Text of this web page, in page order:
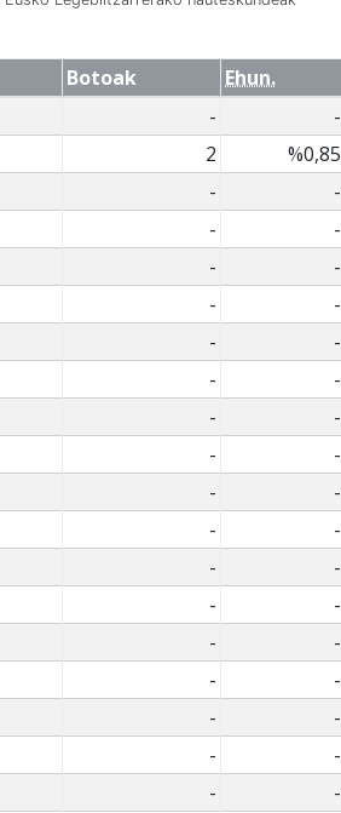
Botoak Ehun.
- -
2 %0,85
- -
- -
- -
- -
- -
- -
- -
- -
- -
- -
- -
- -
- -
- -
- -
- -
- -